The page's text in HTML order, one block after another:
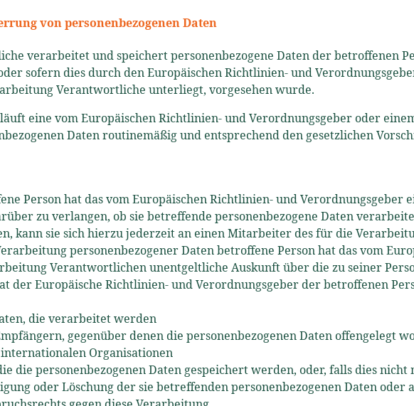
von personenbezogenen Daten
verarbeitet und speichert personenbezogene Daten der betroffenen
sofern dies durch den Europäischen Richtlinien- und
Verantwortliche unterliegt, vorgesehen wurde.
eine vom Europäischen Richtlinien- und Verordnungsgeber oder
Daten routinemäßig und entsprechend den gesetzlichen
Person hat das vom Europäischen Richtlinien- und
zu verlangen, ob sie betreffende personenbezogene Daten
kann sie sich hierzu jederzeit an einen Mitarbeiter des für die
personenbezogener Daten betroffene Person hat das vom
Verantwortlichen unentgeltliche Auskunft über die zu seiner
der Europäische Richtlinien- und Verordnungsgeber der betroffenen
die verarbeitet werden
gegenüber denen die personenbezogenen Daten offengelegt
Organisationen
die personenbezogenen Daten gespeichert werden, oder, falls dies
oder Löschung der sie betreffenden personenbezogenen Daten